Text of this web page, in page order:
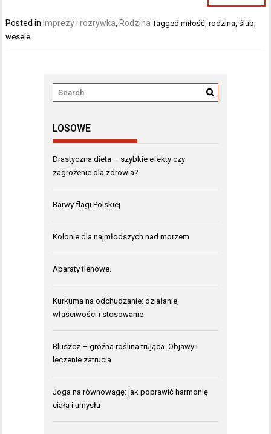
Posted in Imprezy i rozrywka, Rodzina Taggedmiłość ,rodzina ,ślub
wesele
LOSOWE
Drastyczna dieta – szybkie efekty czy
zagrożenie dla zdrowia?
Barwy flagi Polskiej
Kolonie dla najmłodszych nad morzem
Aparaty tlenowe.
Kurkuma na odchudzanie: działanie,
właściwości i stosowanie
Bluszcz – groźna roślina trująca. Objawy i
leczenie zatrucia
Joga na równowagę: jak poprawić harmonię
ciała i umysłu